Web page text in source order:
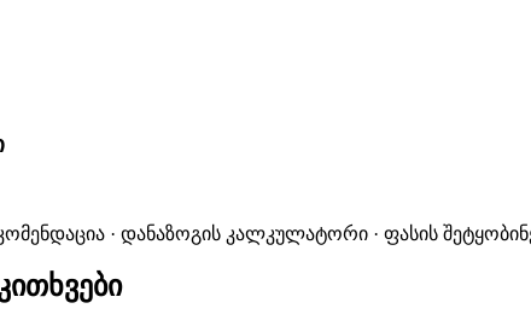
· დანაზოგის კალკულატორი · ფასის